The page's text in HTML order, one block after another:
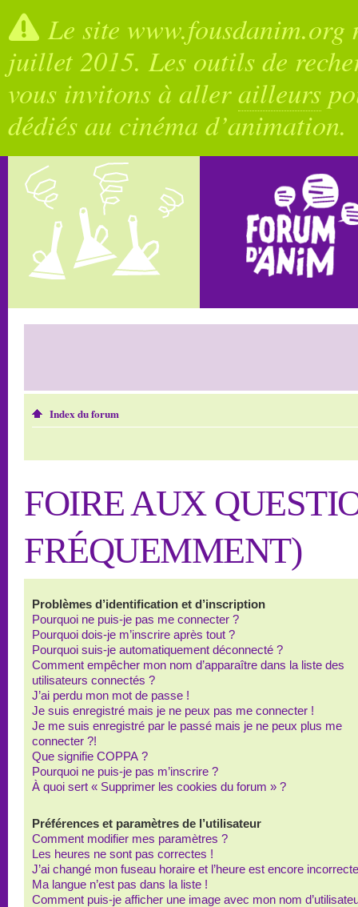
Le site
juillet 2015. Les outils de
vous invitons à allerailleurs
dédiés au cinéma d’animation.
Index du forum
FOIRE AUX
FRÉQUEMMENT)
Problèmes d’identification et d’inscription
Pourquoi ne puis-je pas me connecter ?
Pourquoi dois-je m’inscrire après tout ?
Pourquoi suis-je automatiquement déconnecté ?
Comment empêcher mon nom d’apparaître dans la liste des
utilisateurs connectés ?
J’ai perdu mon mot de passe !
Je suis enregistré mais je ne peux pas me connecter !
Je me suis enregistré par le passé mais je ne peux plus me
connecter ?!
Que signifie COPPA ?
Pourquoi ne puis-je pas m’inscrire ?
À quoi sert « Supprimer les cookies du forum » ?
Préférences et paramètres de l’utilisateur
Comment modifier mes paramètres ?
Les heures ne sont pas correctes !
J’ai changé mon fuseau horaire et l’heure est encore
Ma langue n’est pas dans la liste !
Comment puis-je afficher une image avec mon nom